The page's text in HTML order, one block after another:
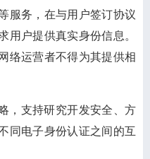
服务，在与用户签订协议
用户提供真实身份信息。
络运营者不得为其提供相
，支持研究开发安全、方
同电子身份认证之间的互